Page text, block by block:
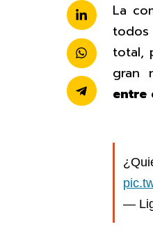
La
total,
gran
entre
—